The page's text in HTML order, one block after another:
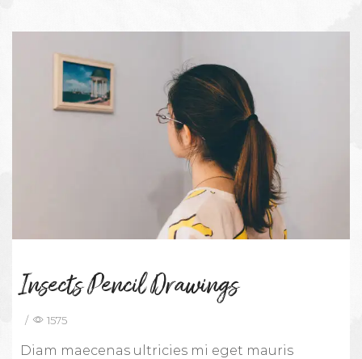
Insects Pencil Drawings
/ 1575
Diam maecenas ultricies mi eget mauris